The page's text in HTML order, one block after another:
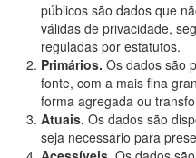
públicos são dados que
válidas de privacidade,
reguladas por estatutos.
Primários. Os dados são
fonte, com a mais fina
forma agregada ou
Atuais. Os dados são
seja necessário para